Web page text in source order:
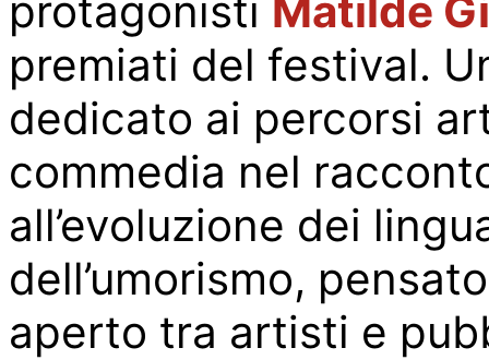
protagonisti Matilde
premiati del festival.
dedicato ai percorsi
commedia nel
all’evoluzione dei
dell’umorismo,
aperto tra artisti e